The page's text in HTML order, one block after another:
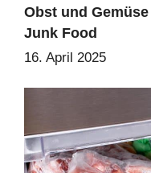
Obst und
Junk Food
16. April 2025